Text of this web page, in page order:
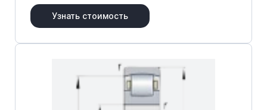
Узнать стоимость